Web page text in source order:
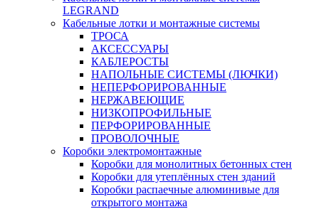
LEGRAND
Кабельные лотки и монтажные системы
ТРОСА
АКСЕССУАРЫ
КАБЛЕРОСТЫ
НАПОЛЬНЫЕ СИСТЕМЫ (ЛЮЧКИ)
НЕПЕРФОРИРОВАННЫЕ
НЕРЖАВЕЮЩИЕ
НИЗКОПРОФИЛЬНЫЕ
ПЕРФОРИРОВАННЫЕ
ПРОВОЛОЧНЫЕ
Коробки электромонтажные
Коробки для монолитных бетонных стен
Коробки для утеплённых стен зданий
Коробки распаечные алюминивые для
открытого монтажа